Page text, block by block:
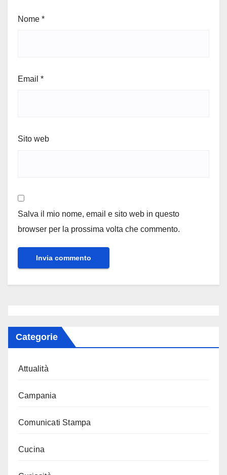
Nome *
Email *
Sito web
Salva il mio nome, email e sito web in questo
browser per la prossima volta che commento.
Categorie
Attualità
Campania
Comunicati Stampa
Cucina